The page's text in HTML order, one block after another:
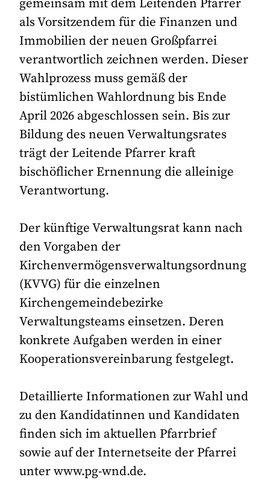
gemeinsam mit dem Leitenden Pfarrer
als Vorsitzendem für die Finanzen und
Immobilien der neuen Großpfarrei
verantwortlich zeichnen werden. Dieser
Wahlprozess muss gemäß der
bistümlichen Wahlordnung bis Ende
April 2026 abgeschlossen sein. Bis zur
Bildung des neuen Verwaltungsrates
trägt der Leitende Pfarrer kraft
bischöflicher Ernennung die alleinige
Verantwortung.
Der künftige Verwaltungsrat kann nach
den Vorgaben der
Kirchenvermögensverwaltungsordnung
(KVVG) für die einzelnen
Kirchengemeindebezirke
Verwaltungsteams einsetzen. Deren
konkrete Aufgaben werden in einer
Kooperationsvereinbarung festgelegt.
Detaillierte Informationen zur Wahl und
zu den Kandidatinnen und Kandidaten
finden sich im aktuellen Pfarrbrief
sowie auf der Internetseite der Pfarrei
unter www.pg-wnd.de.